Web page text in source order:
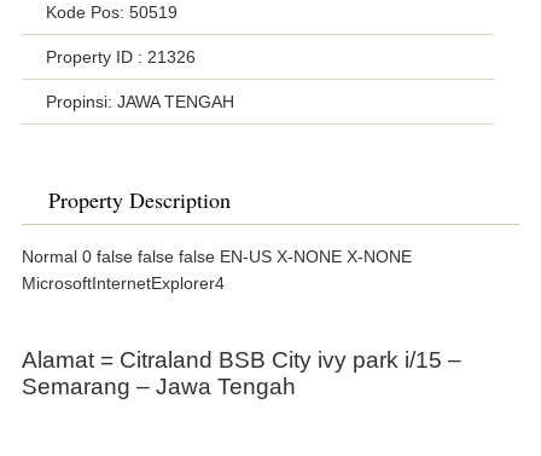
Kode Pos: 50519
Property ID : 21326
Propinsi: JAWA TENGAH
Property Description
Normal 0 false false false EN-US X-NONE X-NONE
MicrosoftInternetExplorer4
Alamat = Citraland BSB City ivy park i/15 –
Semarang – Jawa Tengah